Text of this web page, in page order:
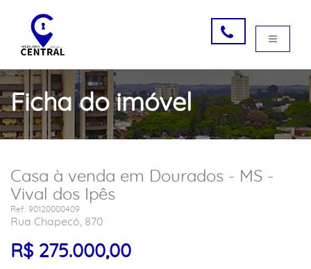
Ficha do imóvel
Casa à venda em Dourados - MS -
Vival dos Ipês
Ref.: 90120000409
Rua Chapecó, 870
R$ 275.000,00